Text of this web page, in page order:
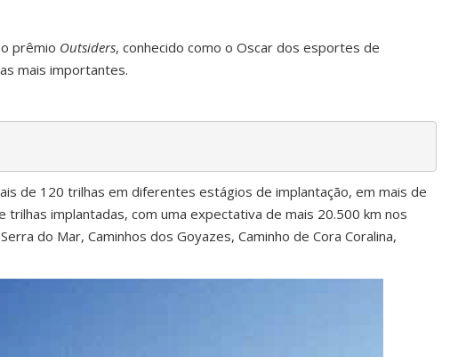
prêmio Outsiders, conhecido como o Oscar dos esportes de
mais importantes.
de 120 trilhas em diferentes estágios de implantação, em mais de
implantadas, com uma expectativa de mais 20.500 km nos
do Mar, Caminhos dos Goyazes, Caminho de Cora Coralina,